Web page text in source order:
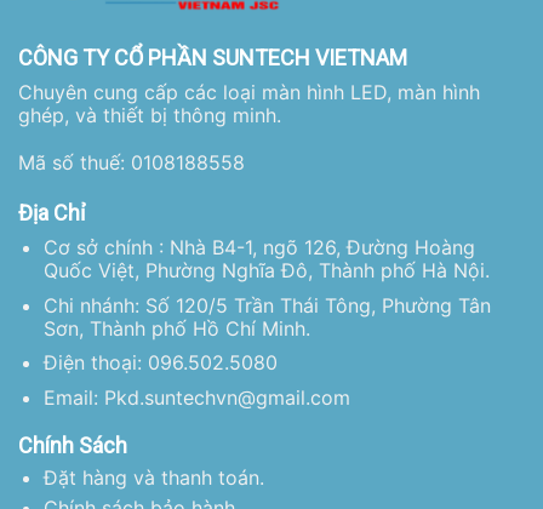
CÔNG TY CỔ PHẦN SUNTECH VIETNAM
Chuyên cung cấp các loại màn hình LED, màn hình
ghép, và thiết bị thông minh.
Mã số thuế: 0108188558
Địa Chỉ
Cơ sở chính : Nhà B4-1, ngõ 126, Đường Hoàng
Quốc Việt, Phường Nghĩa Đô, Thành phố Hà Nội.
Chi nhánh: Số 120/5 Trần Thái Tông, Phường Tân
Sơn, Thành phố Hồ Chí Minh.
Điện thoại: 096.502.5080
Email: Pkd.suntechvn@gmail.com
Chính Sách
Đặt hàng và thanh toán.